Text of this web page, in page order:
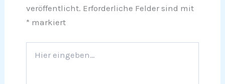
veröffentlicht. Erforderliche Felder sind mit
* markiert
eingeben…